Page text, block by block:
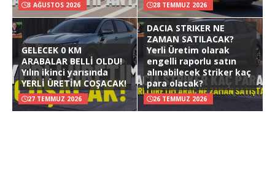
3 AĞUSTOS 2026 28 TEMMUZ 2026
GELECEK 0 KM
ARABALAR BELLİ OLDU!
Yılın ikinci yarısında
YERLİ ÜRETİM COŞACAK!
27 TEMMUZ 2026
DACIA STRIKER NE
ZAMAN SATILACAK?
Yerli Üretim olarak
engelli raporlu satın
alınabilecek Striker kaç
para olacak?
26 TEMMUZ 2026